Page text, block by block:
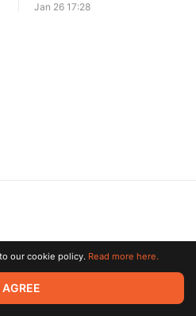
Jan 26 17:28
All rights reserved. All trademarks
owners.
our cookie policy. Read more here.
AGREE